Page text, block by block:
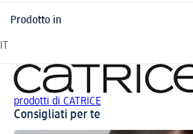
Prodotto in
prodotti di CATRICE
Consigliati per te